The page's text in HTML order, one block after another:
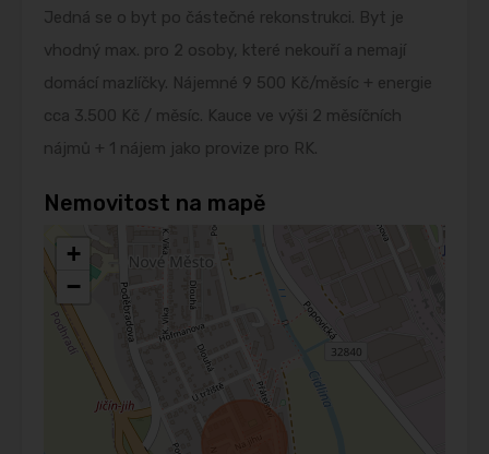
Jedná se o byt po částečné rekonstrukci. Byt je
vhodný max. pro 2 osoby, které nekouří a nemají
domácí mazlíčky. Nájemné 9 500 Kč/měsíc + energie
cca 3.500 Kč / měsíc. Kauce ve výši 2 měsíčních
nájmů + 1 nájem jako provize pro RK.
Nemovitost na mapě
+
−